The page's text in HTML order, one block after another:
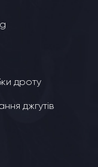
дроту
джгутів